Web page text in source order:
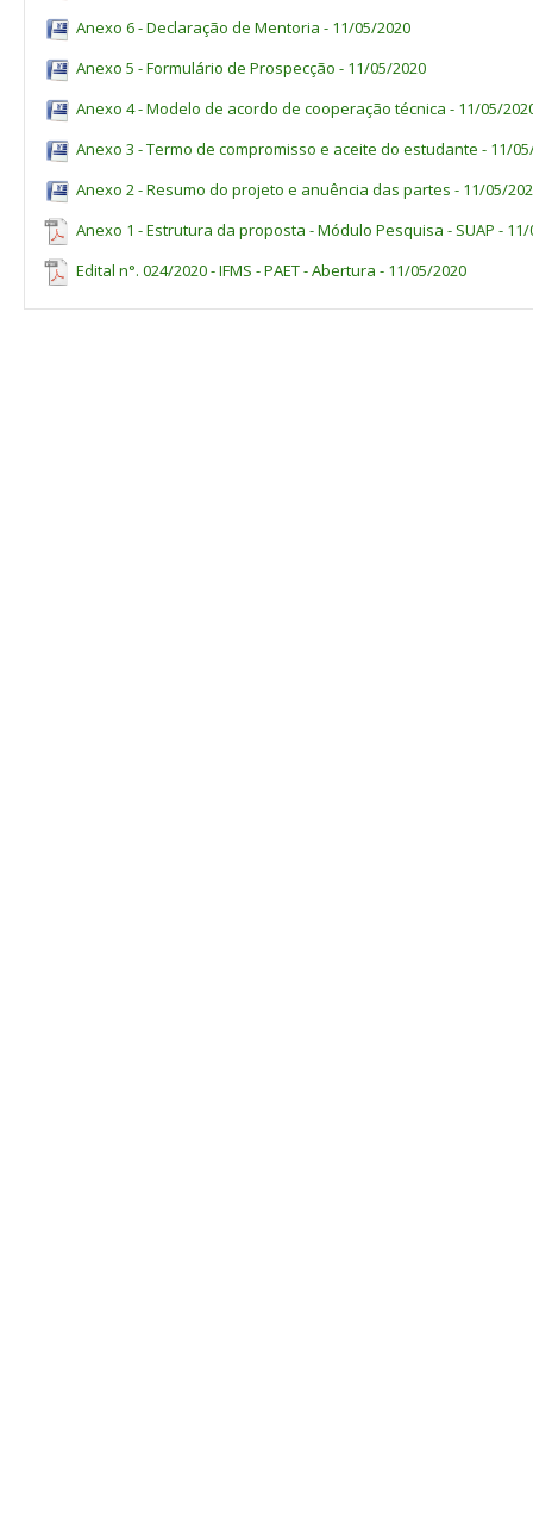
Anexo 6 - Declaração de Mentoria - 11/05/2020
Anexo 5 - Formulário de Prospecção - 11/05/2020
Anexo 4 - Modelo de acordo de cooperação técnica - 11/05/
Anexo 3 - Termo de compromisso e aceite do estudante - 11/
Anexo 2 - Resumo do projeto e anuência das partes - 11/05/
Anexo 1 - Estrutura da proposta - Módulo Pesquisa - SUAP - 11/
Edital n°. 024/2020 - IFMS - PAET - Abertura - 11/05/2020